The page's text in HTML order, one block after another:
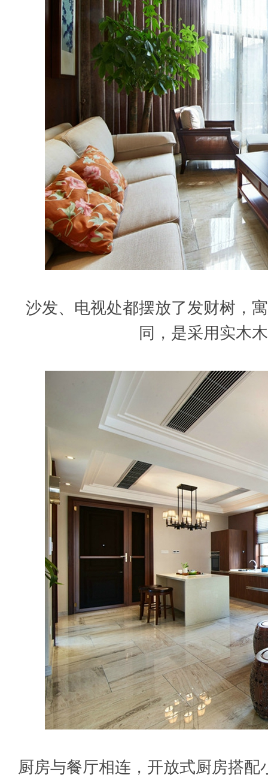
沙发、电视处都摆放了发财树，
同，是采用实木
厨房与餐厅相连，开放式厨房搭